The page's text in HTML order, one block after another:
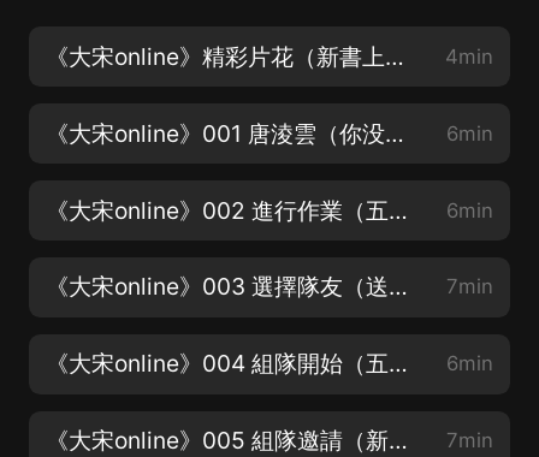
《大宋online》精彩片花（新書上架，月票點讚評論起來~） 4min
《大宋online》001 唐淩雲（你没聽過的故事，快來聽聽！） 6min
《大宋online》002 進行作業（五星好評領紅包~） 6min
《大宋online》003 選擇隊友（送月票領紅包） 7min
《大宋online》004 組隊開始（五星好評領紅包哦~） 6min
《大宋online》005 組隊邀請（新書上架請訂閱點讚評論哦~） 7min